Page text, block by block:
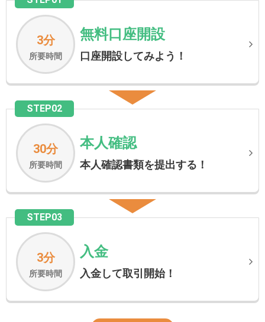
3分
所要時間
無料口座開設
口座開設してみよう！
STEP02
30分
所要時間
本人確認
本人確認書類を提出する！
STEP03
3分
所要時間
入金
入金して取引開始！